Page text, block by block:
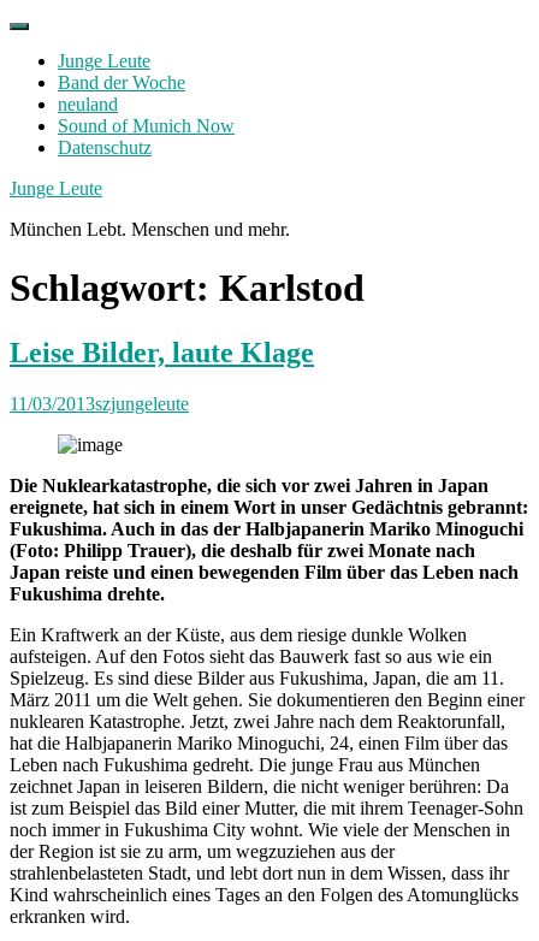
Skip
contentJunge Leute
Band der Woche
neuland
Sound of Munich Now
Datenschutz
Facebook
Twitter
Instagram
Junge Leute
München Lebt. Menschen und mehr.
Schlagwort: Karlstod
Leise Bilder, laute Klage
11/03/2013szjungeleute
Die Nuklearkatastrophe, die sich vor zwei Jahren in Japan
ereignete, hat sich in einem Wort in unser Gedächtnis gebrannt:
Fukushima. Auch in das der Halbjapanerin Mariko Minoguchi
(Foto: Philipp Trauer), die deshalb für zwei Monate nach
Japan reiste und einen bewegenden Film über das Leben nach
Fukushima drehte.
Ein Kraftwerk an der Küste, aus dem riesige dunkle Wolken
aufsteigen. Auf den Fotos sieht das Bauwerk fast so aus wie ein
Spielzeug. Es sind diese Bilder aus Fukushima, Japan, die am 11.
März 2011 um die Welt gehen. Sie dokumentieren den Beginn einer
nuklearen Katastrophe. Jetzt, zwei Jahre nach dem Reaktorunfall,
hat die Halbjapanerin Mariko Minoguchi, 24, einen Film über das
Leben nach Fukushima gedreht. Die junge Frau aus München
zeichnet Japan in leiseren Bildern, die nicht weniger berühren: Da
ist zum Beispiel das Bild einer Mutter, die mit ihrem Teenager-Sohn
noch immer in Fukushima City wohnt. Wie viele der Menschen in
der Region ist sie zu arm, um wegzuziehen aus der
strahlenbelasteten Stadt, und lebt dort nun in dem Wissen, dass ihr
Kind wahrscheinlich eines Tages an den Folgen des Atomunglücks
erkranken wird.